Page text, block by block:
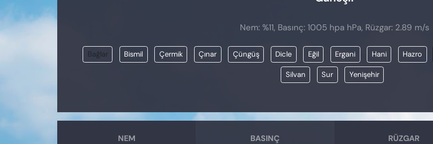
Nem: %11, Basınç: 1005 hpa hPa, Rüzgar: 2.89 m/s
Bağlar Bismil Çermik Çınar Çüngüş Dicle Eğil Ergani Hani Hazro
Silvan Sur Yenişehir
NEM BASINÇ RÜZGAR